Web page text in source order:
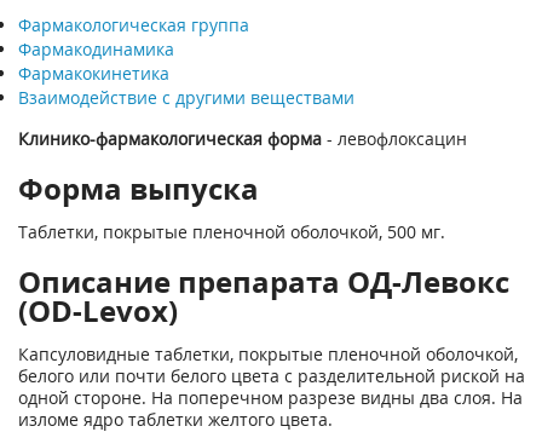
Фармакологическая группа
Фармакодинамика
Фармакокинетика
Взаимодействие с другими веществами
Клинико-фармакологическая форма - левофлоксацин
Форма выпуска
Таблетки, покрытые пленочной оболочкой, 500 мг.
Описание препарата ОД-Левокс
(OD-Levox)
Капсуловидные таблетки, покрытые пленочной оболочкой,
белого или почти белого цвета с разделительной риской на
одной стороне. На поперечном разрезе видны два слоя. На
изломе ядро таблетки желтого цвета.